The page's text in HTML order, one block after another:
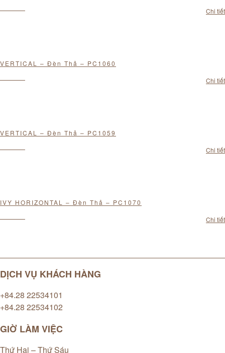
Chi tiết
VERTICAL – Đèn Thả – PC1060
Chi tiết
VERTICAL – Đèn Thả – PC1059
Chi tiết
IVY HORIZONTAL – Đèn Thả – PC1070
Chi tiết
DỊCH VỤ KHÁCH HÀNG
+84.28 22534101
+84.28 22534102
GIỜ LÀM VIỆC
Thứ Hai – Thứ Sáu